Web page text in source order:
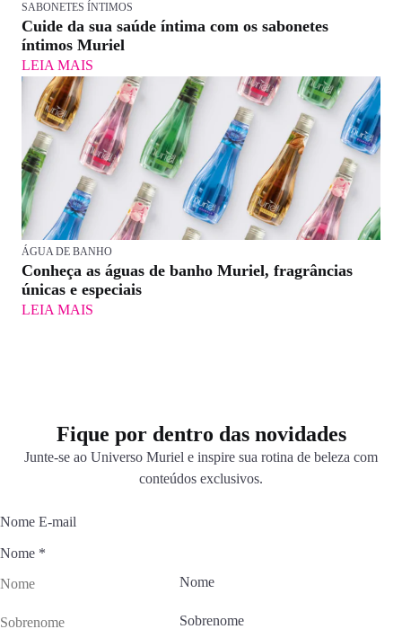
SABONETES ÍNTIMOS
Cuide da sua saúde íntima com os sabonetes
íntimos Muriel
LEIA MAIS
ÁGUA DE BANHO
Conheça as águas de banho Muriel, fragrâncias
únicas e especiais
LEIA MAIS
Fique por dentro das novidades
Junte-se ao Universo Muriel e inspire sua rotina de beleza com
conteúdos exclusivos.
Nome E-mail
Nome *
Nome
Sobrenome